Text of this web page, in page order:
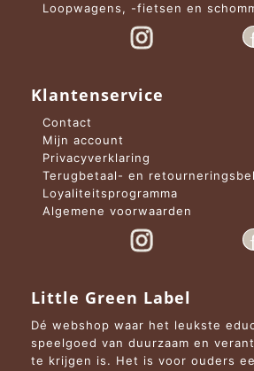
Loopwagens, -fietsen en
Klantenservice
Contact
Mijn account
Privacyverklaring
Terugbetaal- en
Loyaliteitsprogramma
Algemene voorwaarden
Little Green Label
Dé webshop waar het leukste
speelgoed van duurzaam en
te krijgen is. Het is voor ouders